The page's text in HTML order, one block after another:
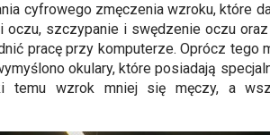
cyfrowego zmęczenia wzroku, które
oczu, szczypanie i swędzenie oczu
pracę przy komputerze. Oprócz tego
okulary, które posiadają
temu wzrok mniej się męczy, a